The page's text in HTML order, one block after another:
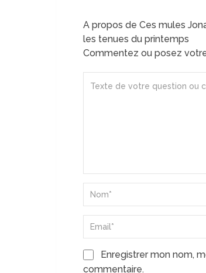
A propos de Ces mules
les tenues du printemps
Commentez ou posez
Enregistrer mon nom,
commentaire.